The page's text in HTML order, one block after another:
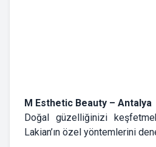
M Esthetic Beauty – Antalya
Doğal güzelliğinizi
Lakian’ın özel yöntemlerini